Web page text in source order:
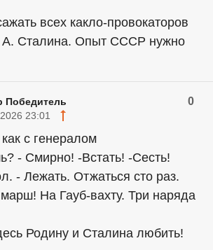
всех какло-провокаторов
А. Сталина. Опыт СССР нужно
Победитель 0
23:01
с генералом
- Смирно! -Встать! -Сесть!
- Лежать. Отжаться сто раз.
На Гауб-вахту. Три наряда
Родину и Сталина любить!